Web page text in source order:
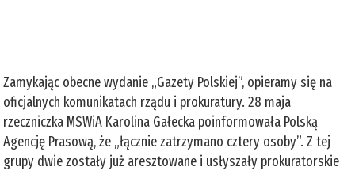
Zamykając obecne wydanie „Gazety Polskiej”, opieramy się na
oficjalnych komunikatach rządu i prokuratury. 28 maja
rzeczniczka MSWiA Karolina Gałecka poinformowała Polską
Agencję Prasową, że „łącznie zatrzymano cztery osoby”. Z tej
grupy dwie zostały już aresztowane i usłyszały prokuratorskie